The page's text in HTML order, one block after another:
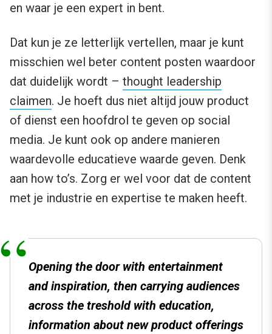
en waar je een expert in bent.
Dat kun je ze letterlijk vertellen, maar je kunt
misschien wel beter content posten waardoor
dat duidelijk wordt – thought leadership
claimen. Je hoeft dus niet altijd jouw product
of dienst een hoofdrol te geven op social
media. Je kunt ook op andere manieren
waardevolle educatieve waarde geven. Denk
aan how to’s. Zorg er wel voor dat de content
met je industrie en expertise te maken heeft.
Opening the door with entertainment
and inspiration, then carrying audiences
across the treshold with education,
information about new product offerings